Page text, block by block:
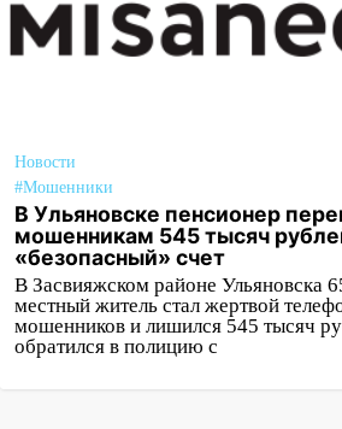
Новости
#Мошенники
В Ульяновске пенсионер
мошенникам 545 тысяч
«безопасный» счет
В Засвияжском районе Ульяновска
местный житель стал жертвой
мошенников и лишился 545 тысяч
обратился в полицию с